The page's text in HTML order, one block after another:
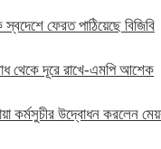
স্বদেশে ফেরত পাঠিয়েছে বিজিবি
থেকে দূরে রাখে-এমপি আশেক
কর্মসুচীর উদ্বোধন করলেন